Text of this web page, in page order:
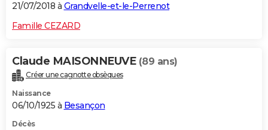
21/07/2018 à Grandvelle-et-le-Perrenot
Famille CEZARD
Claude MAISONNEUVE (89 ans)
Créer une cagnotte obsèques
Naissance
06/10/1925 à Besançon
Décès